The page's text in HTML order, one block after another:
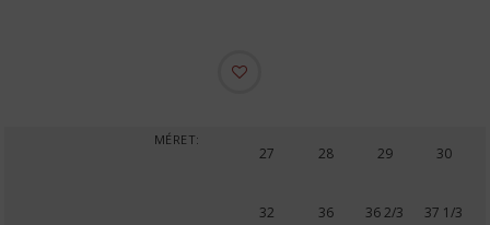
MÉRET:
27 28 29 30
32 36 36 2/3 37 1/3